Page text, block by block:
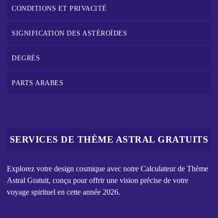
CONDITIONS ET PRIVACITÉ
SIGNIFICATION DES ASTÉROÏDES
DEGRÉS
PARTS ARABES
SERVICES DE THÈME ASTRAL GRATUITS
Explorez votre design cosmique avec notre Calculateur de Thème
Astral Gratuit, conçu pour offrir une vision précise de votre
voyage spirituel en cette année 2026.